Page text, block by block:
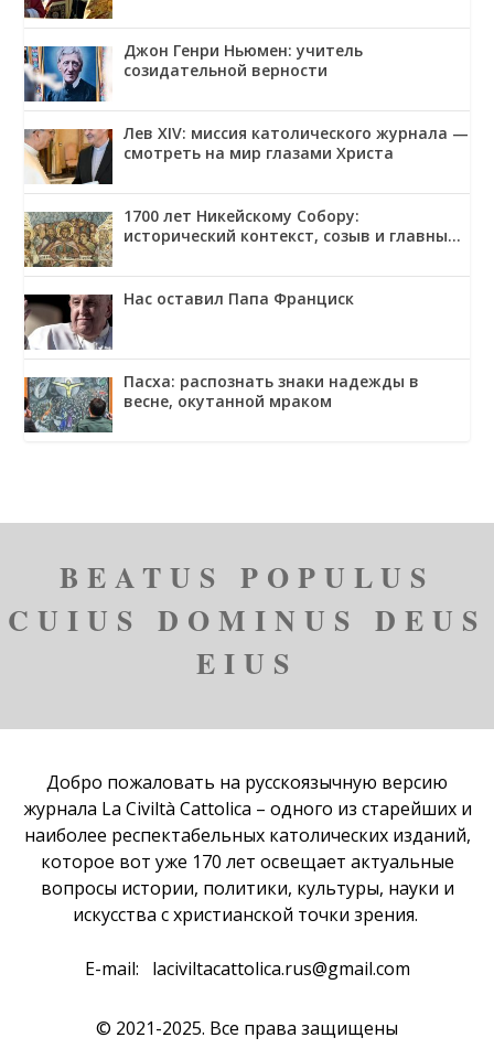
Джон Генри Ньюмен: учитель
созидательной верности
Лев XIV: миссия католического журнала —
смотреть на мир глазами Христа
1700 лет Никейскому Собору:
исторический контекст, созыв и главные
Нас оставил Папа Франциск
Пасха: распознать знаки надежды в
весне, окутанной мраком
BEATUS POPULUS
CUIUS DOMINUS DEUS
EIUS
Добро пожаловать на русскоязычную версию
журнала La Civiltà Cattolica – одного из старейших и
наиболее респектабельных католических изданий,
которое вот уже 170 лет освещает актуальные
вопросы истории, политики, культуры, науки и
искусства с христианской точки зрения.
E-mail: laciviltacattolica.rus@gmail.com
© 2021-2025. Все права защищены